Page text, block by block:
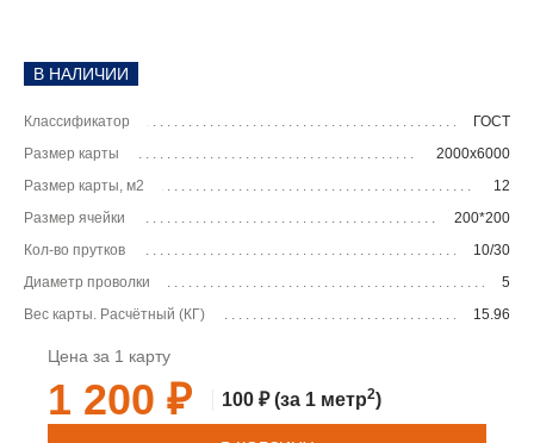
В НАЛИЧИИ
Классификатор
ГОСТ
Размер карты
2000х6000
Размер карты, м2
12
Размер ячейки
200*200
Кол-во прутков
10/30
Диаметр проволки
5
Вес карты. Расчётный (КГ)
15.96
Цена за 1 карту
1 200 ₽ 100 ₽(за 1 метр2)